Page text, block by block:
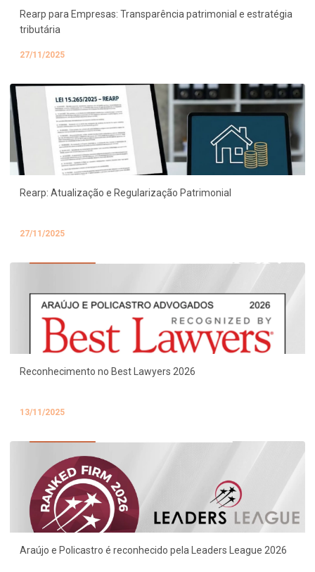
Rearp para Empresas: Transparência patrimonial e estratégia
tributária
27/11/2025
Rearp: Atualização e Regularização Patrimonial
27/11/2025
Reconhecimento no Best Lawyers 2026
13/11/2025
Araújo e Policastro é reconhecido pela Leaders League 2026